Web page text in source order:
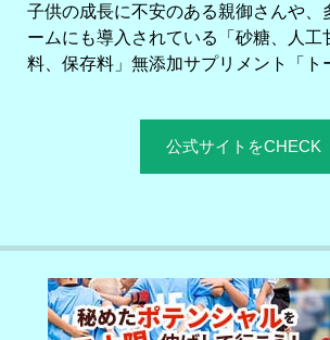
子供の成長に不安のある親御さんや、
ームにも導入されている「砂糖、人工
料、保存料」無添加サプリメント「ト
公式サイトをCHECK